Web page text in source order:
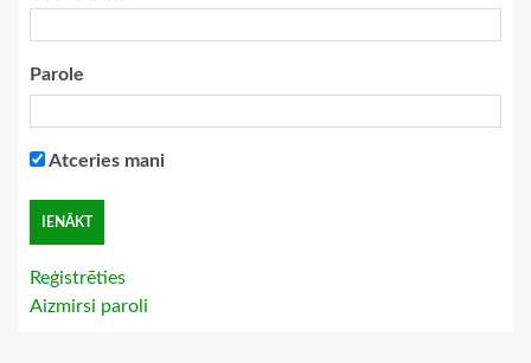
Parole
Atceries mani
Reģistrēties
Aizmirsi paroli